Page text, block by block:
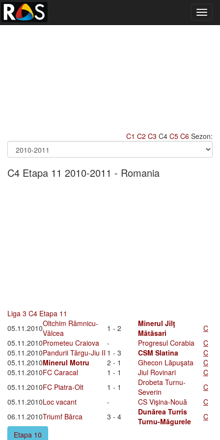
C1 C2 C3 C4 C5 C6 Sezon:
C4 Etapa 11 2010-2011 - Romania
Liga 3 C4 Etapa 11
05.11.2010Oltchim Râmnicu-
Vâlcea
1 - 2
Minerul Jilţ
Mătăsari
C
05.11.2010Prometeu Craiova - Progresul Corabia
C
05.11.2010Pandurii Târgu-Jiu II 1 - 3 CSM Slatina
C
05.11.2010Minerul Motru 2 - 1 Ghecon Lăpuşata
C
05.11.2010FC Caracal 1 - 1 Jiul Rovinari
C
05.11.2010FC Piatra-Olt 1 - 1
Drobeta Turnu-
Severin
C
05.11.2010Loc vacant - CS Vişina-Nouă
C
06.11.2010Triumf Bârca 3 - 4
Dunărea Turris
Turnu-Măgurele
C
Etapa 10